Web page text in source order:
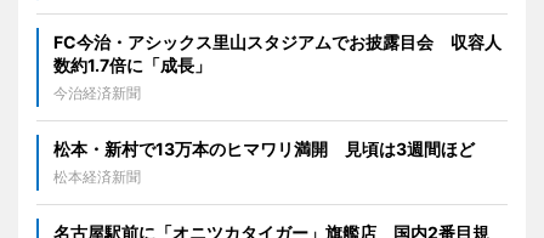
FC今治・アシックス里山スタジアムでお披露目会 収容人
数約1.7倍に「成長」
今治経済新聞
松本・新村で13万本のヒマワリ満開 見頃は3週間ほど
松本経済新聞
名古屋駅前に「オニツカタイガー」旗艦店 国内2番目規